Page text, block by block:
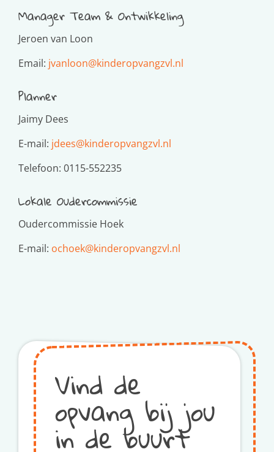
Manager Team & Ontwikkeling
Jeroen van Loon
Email: jvanloon@kinderopvangzvl.nl
Planner
Jaimy Dees
E-mail: jdees@kinderopvangzvl.nl
Telefoon: 0115-552235
Lokale Oudercommissie
Oudercommissie Hoek
E-mail: ochoek@kinderopvangzvl.nl
Vind de
opvang bij jou
in de buurt